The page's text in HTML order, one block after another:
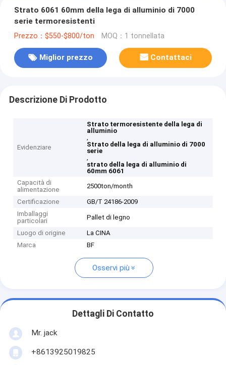
Strato 6061 60mm della lega di alluminio di 7000
serie termoresistenti
Prezzo：$550-$800/ton MOQ：1 tonnellata
Miglior prezzo Contattaci
Descrizione Di Prodotto
Evidenziare
Strato termoresistente della lega di
alluminio
,
Strato della lega di alluminio di 7000
serie
,
strato della lega di alluminio di
60mm 6061
Capacità di
alimentazione
2500ton/month
Certificazione
GB/T 24186-2009
Imballaggi
particolari
Pallet di legno
Luogo di origine
La CINA
Marca
BF
Osservi più
Dettagli Di Contatto
Mr. jack
+8613925019825